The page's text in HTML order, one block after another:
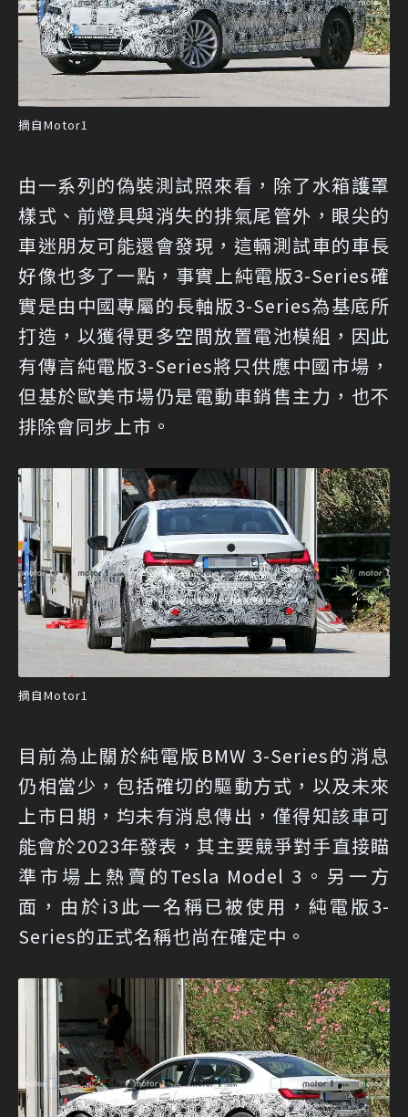
摘自Motor1
由一系列的偽裝測試照來看，除了水箱護罩
樣式、前燈具與消失的排氣尾管外，眼尖的
車迷朋友可能還會發現，這輛測試車的車長
好像也多了一點，事實上純電版3-Series確
實是由中國專屬的長軸版3-Series為基底所
打造，以獲得更多空間放置電池模組，因此
有傳言純電版3-Series將只供應中國市場，
但基於歐美市場仍是電動車銷售主力，也不
排除會同步上市。
摘自Motor1
目前為止關於純電版BMW 3-Series的消息
仍相當少，包括確切的驅動方式，以及未來
上市日期，均未有消息傳出，僅得知該車可
能會於2023年發表，其主要競爭對手直接瞄
準市場上熱賣的Tesla Model 3。另一方
面，由於i3此一名稱已被使用，純電版3-
Series的正式名稱也尚在確定中。